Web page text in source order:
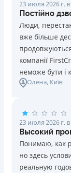
23 июля 2026 г.
Постійно
Люди,
вже більше
компанії
неможе бути і
Олена, Київ
23 июля 2026 г.
Высокий
Понимаю, как
но здесь
реальную